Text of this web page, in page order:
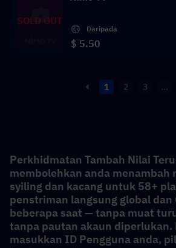
SOLD OUT
Daripada
$ 5.50
1 2 3 ...
Perkhidmatan Tambah Nilai
membolehkan anda menambah
syiling dan kacang untuk 58+
penstriman langsung global dan
beberapa saat — tanpa muat
tanpa pautan akaun diperlukan.
masukkan ID Pengguna anda,